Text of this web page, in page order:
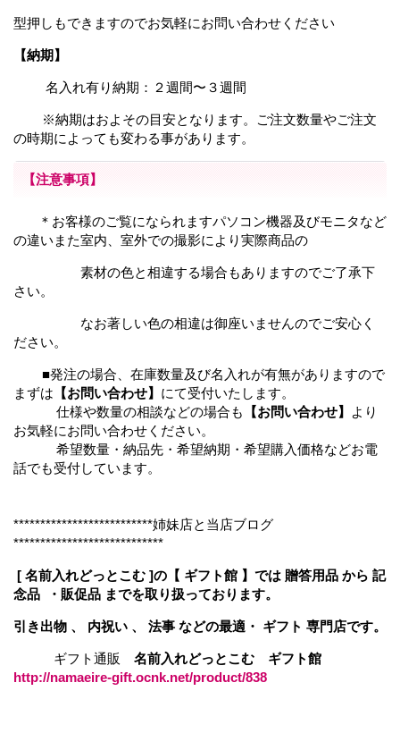
型押しもできますのでお気軽にお問い合わせください
【納期】
名入れ有り納期：２週間〜３週間
※納期はおよその目安となります。ご注文数量やご注文
の時期によっても変わる事があります。
【注意事項】
＊お客様のご覧になられますパソコン機器及びモニタなど
の違いまた室内、室外での撮影により実際商品の
素材の色と相違する場合もありますのでご了承下
さい。
なお著しい色の相違は御座いませんのでご安心く
ださい。
■発注の場合、在庫数量及び名入れが有無がありますので
まずは 【お問い合わせ】 にて受付いたします。
仕様や数量の相談などの場合も
【お問い合わせ】
より
お気軽にお問い合わせください。
希望数量・納品先・希望納期・希望購入価格などお電
話でも受付しています。
**************************姉妹店と当店ブログ
****************************
[ 名前入れどっとこむ ]の【 ギフト館 】では 贈答用品 から 記
念品 ・販促品 までを取り扱っております。
引き出物 、 内祝い 、 法事 などの最適・ ギフト 専門店です。
ギフト通販 名前入れどっとこむ ギフト館
http://namaeire-gift.ocnk.net/product/838